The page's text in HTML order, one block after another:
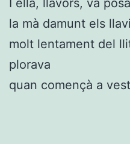
I ella, llavors, va
la mà damunt els
molt lentament del
plorava
quan començà a